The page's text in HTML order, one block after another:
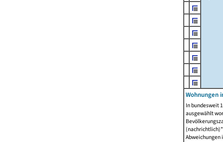
Wohnungen
In bundesweit
ausgewählt
Abweichungen